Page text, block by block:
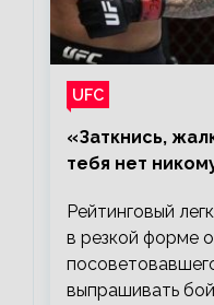
UFC
«Заткнись,
тебя нет
Рейтинговый
в резкой форме
выпрашивать